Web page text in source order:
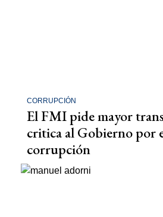
CORRUPCIÓN
El FMI pide mayor
critica al Gobierno por
corrupción